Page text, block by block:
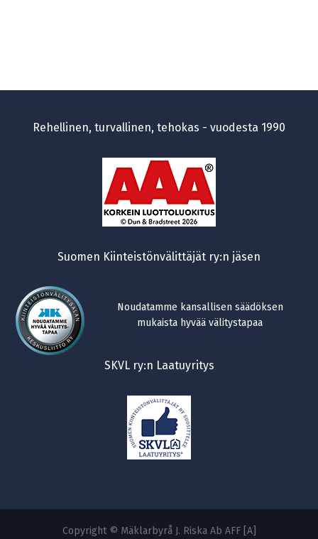
Rehellinen, turvallinen, tehokas - vuodesta 1990
Suomen Kiinteistönvälittäjät ry:n jäsen
Noudatamme kansallisen säädöksen
mukaista hyvää välitystapaa
SKVL ry:n Laatuyritys
Copyright © Mäklarbyrå J. Riska Ab AFF [A]